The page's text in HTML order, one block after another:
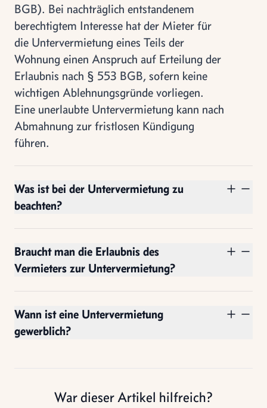
BGB). Bei nachträglich entstandenem
berechtigtem Interesse hat der Mieter für
die Untervermietung eines Teils der
Wohnung einen Anspruch auf Erteilung der
Erlaubnis nach § 553 BGB, sofern keine
wichtigen Ablehnungsgründe vorliegen.
Eine unerlaubte Untervermietung kann nach
Abmahnung zur fristlosen Kündigung
führen.
Was ist bei der Untervermietung zu
beachten?
Braucht man die Erlaubnis des
Vermieters zur Untervermietung?
Wann ist eine Untervermietung
gewerblich?
War dieser Artikel hilfreich?